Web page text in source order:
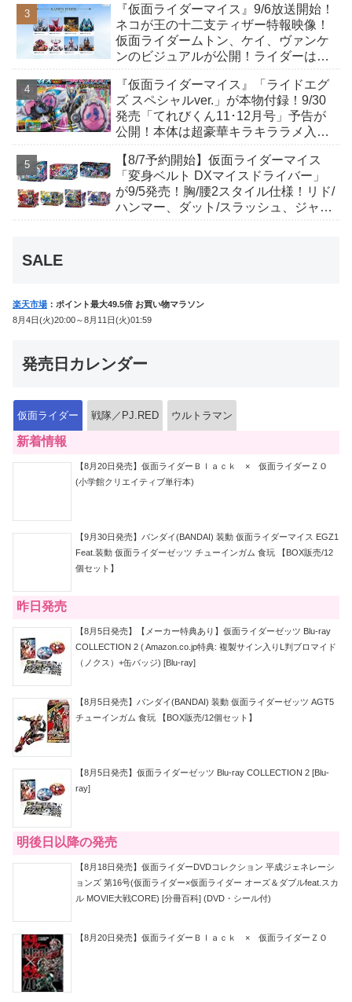
んも変身！
『仮面ライダーマイス』9/6放送開始！
ネコが王の十二支ティザー特報映像！
仮面ライダームトン、ケイ、ヴァンケ
ンのビジュアルが公開！ライダーは子
『仮面ライダーマイス』「ライドエグ
ズ スペシャルver.」が本物付録！9/30
発売「てれびくん11･12月号」予告が
公開！本体は超豪華キラキララメ入
音声が！
【8/7予約開始】仮面ライダーマイス
「変身ベルト DXマイスドライバー」
が9/5発売！胸/腰2スタイル仕様！リド/
ハンマー、ダット/スラッシュ、ジャ
SALE
楽天市場 ：ポイント最大49.5倍 お買い物マラソン
8月4日(火)20:00～8月11日(火)01:59
発売日カレンダー
仮面ライダー 戦隊／PJ.RED ウルトラマン
新着情報
【8月20日発売】仮面ライダーＢｌａｃｋ × 仮面ライダーＺＯ
(小学館クリエイティブ単行本)
【9月30日発売】バンダイ(BANDAI) 装動 仮面ライダーマイス EGZ1
Feat.装動 仮面ライダーゼッツ チューインガム 食玩 【BOX販売/12
個セット】
昨日発売
【8月5日発売】【メーカー特典あり】仮面ライダーゼッツ Blu-ray
COLLECTION 2 ( Amazon.co.jp特典: 複製サイン入りL判ブロマイド
（ノクス）+缶バッジ) [Blu-ray]
【8月5日発売】バンダイ(BANDAI) 装動 仮面ライダーゼッツ AGT5
チューインガム 食玩 【BOX販売/12個セット】
【8月5日発売】仮面ライダーゼッツ Blu-ray COLLECTION 2 [Blu-
ray]
明後日以降の発売
【8月18日発売】仮面ライダーDVDコレクション 平成ジェネレーシ
ョンズ 第16号(仮面ライダー×仮面ライダー オーズ＆ダブルfeat.スカ
ル MOVIE大戦CORE) [分冊百科] (DVD・シール付)
【8月20日発売】仮面ライダーＢｌａｃｋ × 仮面ライダーＺＯ